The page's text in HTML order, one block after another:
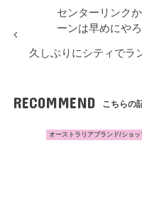
センターリンク
ーンは早めにやろ
久しぶりにシティでラ
RECOMMEND こちらの
オーストラリアブランド/ショッ